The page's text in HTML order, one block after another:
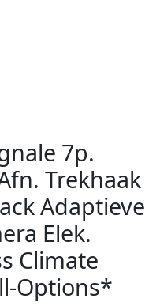
7p.
Trekhaak
Adaptieve
Elek.
Climate
Options*